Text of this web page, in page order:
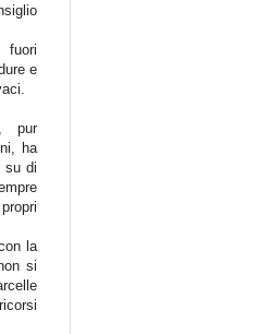
fuori
e
pur
ha
su di
la
si